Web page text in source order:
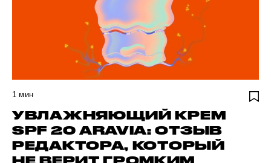
1 мин
УВЛАЖНЯЮЩИЙ КРЕМ
SPF 20 ARAVIA: ОТЗЫВ
РЕДАКТОРА, КОТОРЫЙ